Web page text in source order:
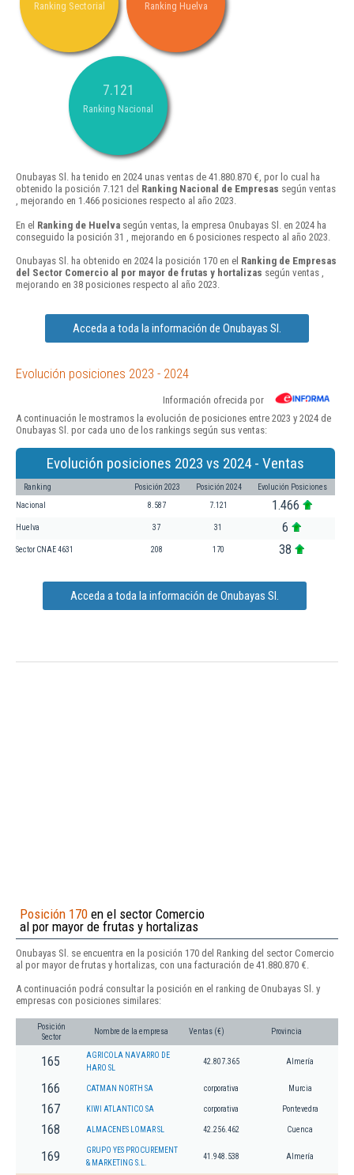
Ranking Sectorial Ranking Huelva
7.121
Ranking Nacional
Onubayas Sl. ha tenido en 2024 unas ventas de 41.880.870 €, por lo cual ha
obtenido la posición 7.121 del Ranking Nacional de Empresas según ventas
, mejorando en 1.466 posiciones respecto al año 2023.
En el Ranking de Huelva según ventas, la empresa Onubayas Sl. en 2024 ha
conseguido la posición 31 , mejorando en 6 posiciones respecto al año 2023.
Onubayas Sl. ha obtenido en 2024 la posición 170 en el Ranking de Empresas
del Sector Comercio al por mayor de frutas y hortalizas según ventas ,
mejorando en 38 posiciones respecto al año 2023.
Acceda a toda la información de Onubayas Sl.
Evolución posiciones 2023 - 2024
Información ofrecida por
A continuación le mostramos la evolución de posiciones entre 2023 y 2024 de
Onubayas Sl. por cada uno de los rankings según sus ventas:
Evolución posiciones 2023 vs 2024 - Ventas
Ranking Posición 2023 Posición 2024 Evolución Posiciones
Nacional 8.587 7.121 1.466
Huelva 37 31 6
Sector CNAE 4631 208 170 38
Acceda a toda la información de Onubayas Sl.
Posición 170 en el sector Comercio
al por mayor de frutas y hortalizas
Onubayas Sl. se encuentra en la posición 170 del Ranking del sector Comercio
al por mayor de frutas y hortalizas, con una facturación de 41.880.870 €.
A continuación podrá consultar la posición en el ranking de Onubayas Sl. y
empresas con posiciones similares:
Posición
Sector
Nombre de la empresa Ventas (€) Provincia
165
AGRICOLA NAVARRO DE
HARO SL
42.807.365 Almería
166 CATMAN NORTH SA corporativa Murcia
167 KIWI ATLANTICO SA corporativa Pontevedra
168 ALMACENES LOMAR SL 42.256.462 Cuenca
169
GRUPO YES PROCUREMENT
& MARKETING S.L.
41.948.538 Almería